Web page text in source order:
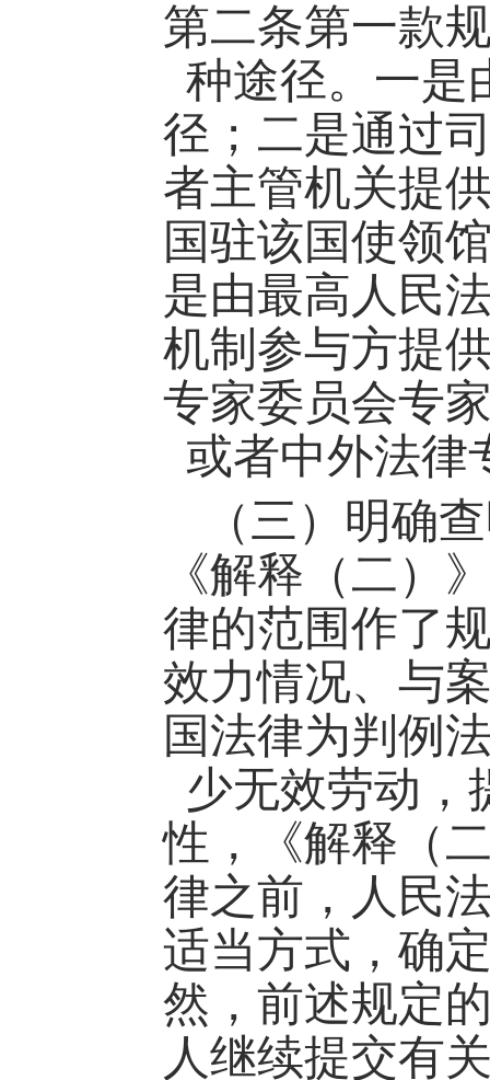
第二条第一款
种途径。一是
径；二是通过
者主管机关提
国驻该国使领
是由最高人民
机制参与方提
专家委员会专
或者中外法律
（三）明确
《解释（二）
律的范围作了
效力情况、与
国法律为判例
少无效劳动，
性，《解释（
律之前，人民
适当方式，确
然，前述规定
人继续提交有